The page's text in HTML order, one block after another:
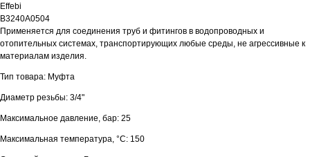
Effebi
B3240A0504
Применяется для соединения труб и фитингов в водопроводных и
отопительных системах, транспортирующих любые среды, не агрессивные к
материалам изделия.
Тип товара: Муфта
Диаметр резьбы: 3/4"
Максимальное давление, бар: 25
Максимальная температура, °С: 150